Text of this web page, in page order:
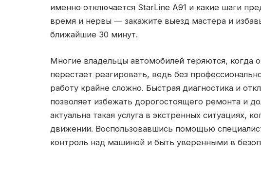
именно отключается StarLine A91 и какие шаги
время и нервы — закажите выезд мастера и
ближайшие 30 минут.
Многие владельцы автомобилей теряются, когда
перестает реагировать, ведь без
работу крайне сложно. Быстрая диагностика и
позволяет избежать дорогостоящего ремонта и
актуальна такая услуга в экстренных ситуациях,
движении. Воспользовавшись помощью
контроль над машиной и быть уверенными в